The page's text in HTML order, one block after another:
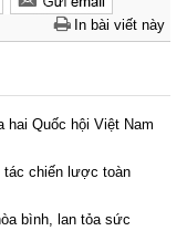
In bài viết này
hai Quốc hội Việt Nam
tác chiến lược toàn
bình, lan tỏa sức